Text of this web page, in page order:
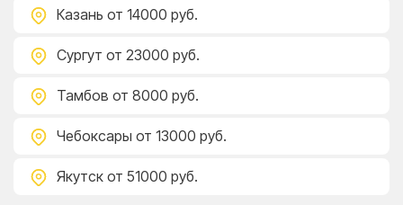
Казань от 14000 руб.
Сургут от 23000 руб.
Тамбов от 8000 руб.
Чебоксары от 13000 руб.
Якутск от 51000 руб.